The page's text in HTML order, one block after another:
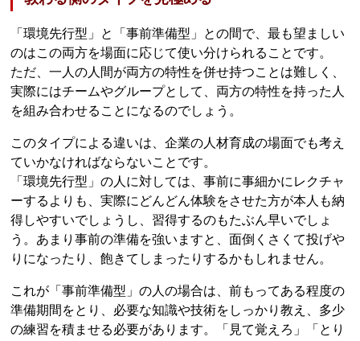
「環境先行型」と「事前準備型」との間で、最も望ましい
のはこの両方を場面に応じて使い分けられることです。
ただ、一人の人間が両方の特性を併せ持つことは難しく、
実際にはチームやグループとして、両方の特性を持った人
を組み合わせることになるのでしょう。
このタイプによる違いは、企業の人材育成の場面でも考え
ていかなければならないことです。
「環境先行型」の人に対しては、事前に事細かにレクチャ
ーするよりも、実際にどんどん体験をさせた方が本人も納
得しやすいでしょうし、習得するのもたぶん早いでしょ
う。あまり事前の準備を強いますと、面倒くさくて投げや
りになったり、飽きてしまったりするかもしれません。
これが「事前準備型」の人の場合は、前もってある程度の
準備期間をとり、必要な知識や技術をしっかり教え、多少
の練習を積ませる必要があります。「見て覚えろ」「とり